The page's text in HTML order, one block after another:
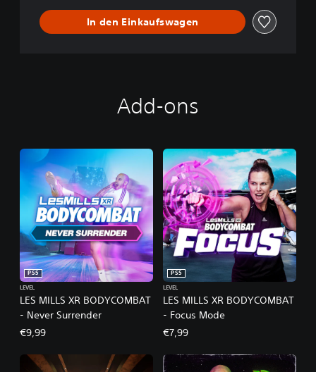
In den Einkaufswagen
Add-ons
LES MILLS XR BODYCOMBAT
- Never Surrender
PS5
LEVEL
€9,99
LES MILLS XR BODYCOMBAT
- Focus Mode
PS5
LEVEL
€7,99